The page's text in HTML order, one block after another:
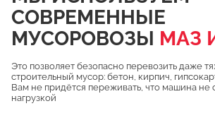
Чулково
Осеченки
Поповка
Донино
СОВРЕМЕННЫЕ
МУСОРОВОЗЫ МАЗ
Это позволяет безопасно перевозить даже
строительный мусор: бетон, кирпич,
Вам не придётся переживать, что машина не
нагрузкой